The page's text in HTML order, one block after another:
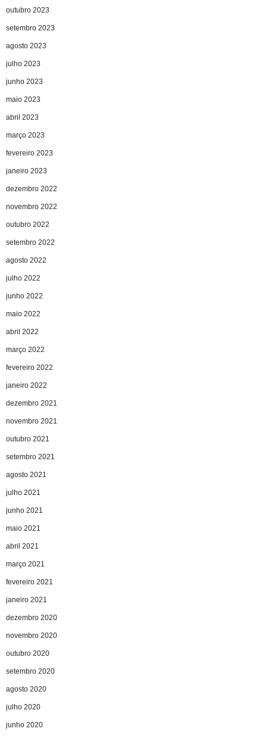
outubro 2023
setembro 2023
agosto 2023
julho 2023
junho 2023
maio 2023
abril 2023
março 2023
fevereiro 2023
janeiro 2023
dezembro 2022
novembro 2022
outubro 2022
setembro 2022
agosto 2022
julho 2022
junho 2022
maio 2022
abril 2022
março 2022
fevereiro 2022
janeiro 2022
dezembro 2021
novembro 2021
outubro 2021
setembro 2021
agosto 2021
julho 2021
junho 2021
maio 2021
abril 2021
março 2021
fevereiro 2021
janeiro 2021
dezembro 2020
novembro 2020
outubro 2020
setembro 2020
agosto 2020
julho 2020
junho 2020